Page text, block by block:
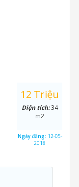
12 Triệu
Diện tích:34
m2
Ngày đăng: 12-05-
2018